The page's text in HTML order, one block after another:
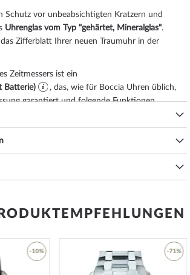
Schutz vor unbeabsichtigten Kratzern und
Uhrenglas vom Typ "gehärtet, Mineralglas".
Zifferblatt Ihrer neuen Traumuhr in der
Zeitmessers ist ein
Batterie)
, das, wie für Boccia Uhren üblich,
garantiert und folgende Funktionen
während des Händewaschens sind ok.
ist die Uhr gewachsen,
Ab 20 ATM gilt die Uhr als wasserdicht und zum
in geringer Tiefe geeignet*.
Ihrer neuen Boccia Uhr wird Ihnen das
-10% -71%